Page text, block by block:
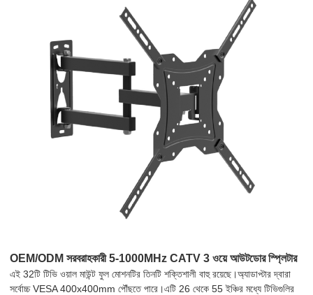
OEM/ODM সরবরাহকারী 5-1000MHz CATV 3 ওয়ে আউটডোর স্প্লিটার
এই 32টি টিভি ওয়াল মাউন্ট ফুল মোশনটির তিনটি শক্তিশালী বাহু রয়েছে।অ্যাডাপ্টার দ্বারা
সর্বোচ্চ VESA 400x400mm পৌঁছতে পারে।এটি 26 থেকে 55 ইঞ্চির মধ্যে টিভিগুলির